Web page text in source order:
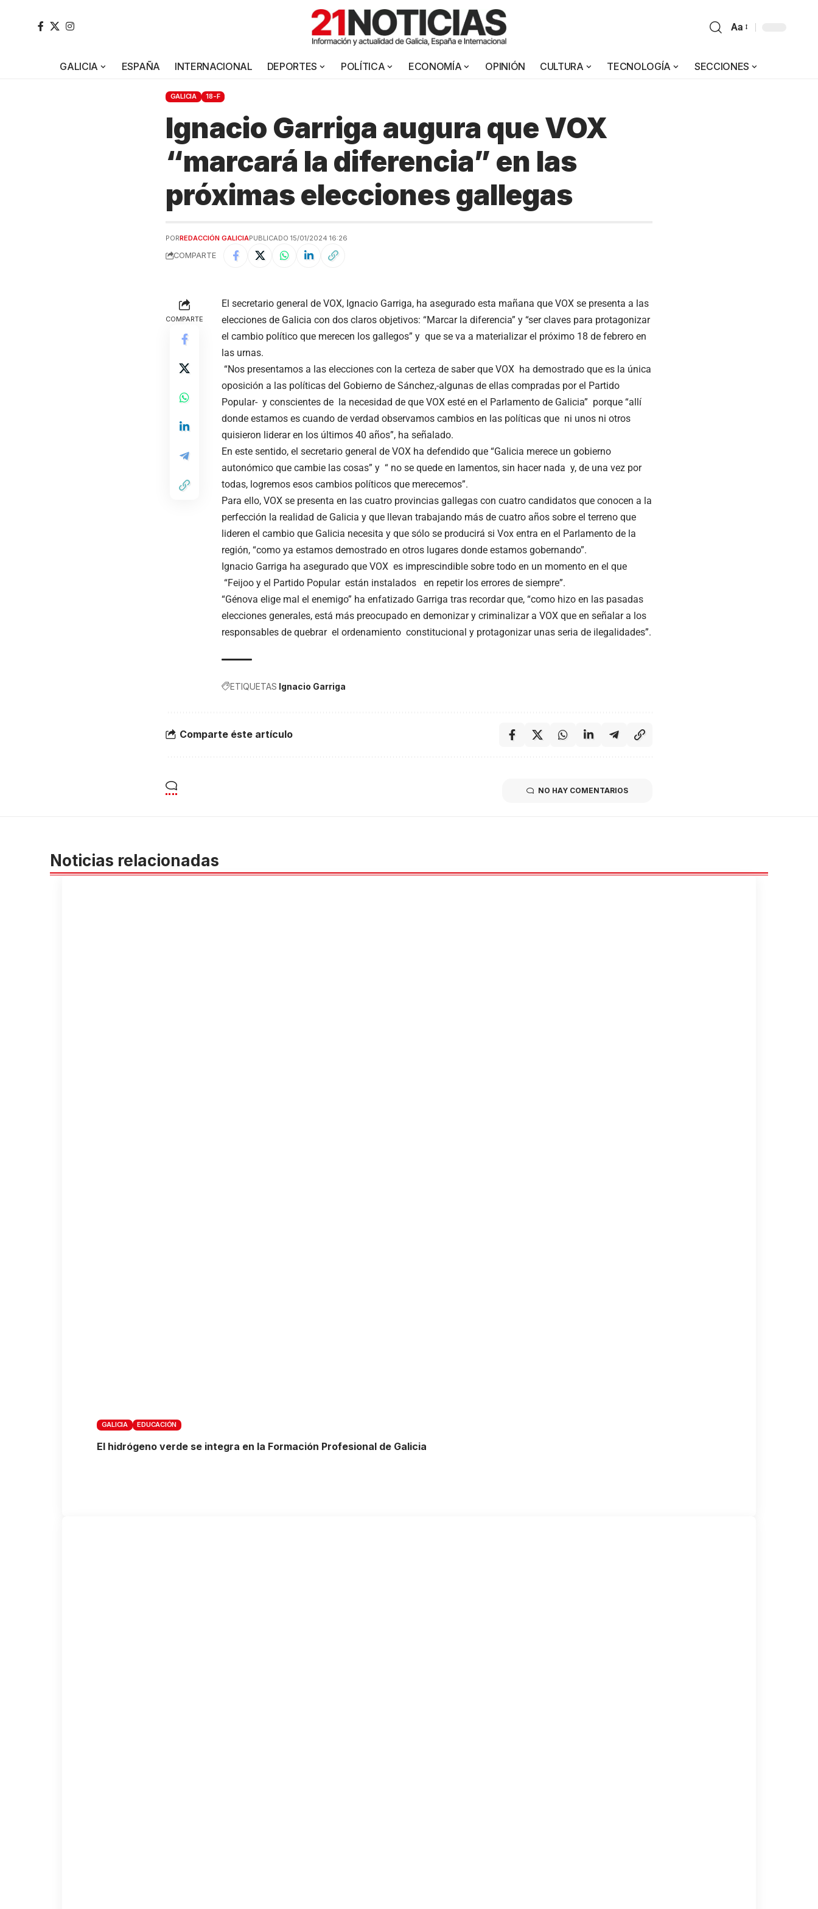
Aa
GALICIA ESPAÑA INTERNACIONAL DEPORTES POLÍTICA ECONOMÍA OPINIÓN CULTURA TECNOLOGÍA SECCIONES
GALICIA 18-F
Ignacio Garriga augura que VOX
“marcará la diferencia” en las
próximas elecciones gallegas
PORREDACCIÓN GALICIAPUBLICADO 15/01/2024 16:26
COMPARTE
COMPARTE
El secretario general de VOX, Ignacio Garriga, ha asegurado esta mañana que VOX se presenta a las
elecciones de Galicia con dos claros objetivos: “Marcar la diferencia” y “ser claves para protagonizar
el cambio político que merecen los gallegos” y que se va a materializar el próximo 18 de febrero en
las urnas.
“Nos presentamos a las elecciones con la certeza de saber que VOX ha demostrado que es la única
oposición a las políticas del Gobierno de Sánchez,-algunas de ellas compradas por el Partido
Popular- y conscientes de la necesidad de que VOX esté en el Parlamento de Galicia” porque “allí
donde estamos es cuando de verdad observamos cambios en las políticas que ni unos ni otros
quisieron liderar en los últimos 40 años”, ha señalado.
En este sentido, el secretario general de VOX ha defendido que “Galicia merece un gobierno
autonómico que cambie las cosas” y “ no se quede en lamentos, sin hacer nada y, de una vez por
todas, logremos esos cambios políticos que merecemos”.
Para ello, VOX se presenta en las cuatro provincias gallegas con cuatro candidatos que conocen a la
perfección la realidad de Galicia y que llevan trabajando más de cuatro años sobre el terreno que
lideren el cambio que Galicia necesita y que sólo se producirá si Vox entra en el Parlamento de la
región, “como ya estamos demostrado en otros lugares donde estamos gobernando”.
Ignacio Garriga ha asegurado que VOX es imprescindible sobre todo en un momento en el que
“Feijoo y el Partido Popular están instalados en repetir los errores de siempre”.
“Génova elige mal el enemigo” ha enfatizado Garriga tras recordar que, “como hizo en las pasadas
elecciones generales, está más preocupado en demonizar y criminalizar a VOX que en señalar a los
responsables de quebrar el ordenamiento constitucional y protagonizar unas seria de ilegalidades”.
ETIQUETAS Ignacio Garriga
Comparte éste artículo
NO HAY COMENTARIOS
Noticias relacionadas
GALICIA EDUCACIÓN
El hidrógeno verde se integra en la Formación Profesional de Galicia